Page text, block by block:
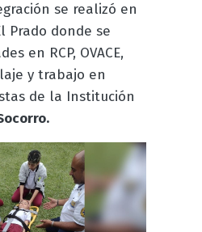
se realizó en
Prado donde se
en RCP, OVACE,
y trabajo en
de la Institución